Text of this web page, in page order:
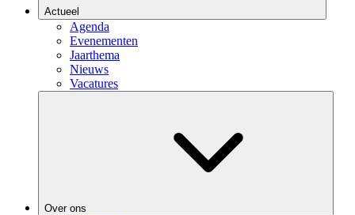
Actueel
Agenda
Evenementen
Jaarthema
Nieuws
Vacatures
Over ons